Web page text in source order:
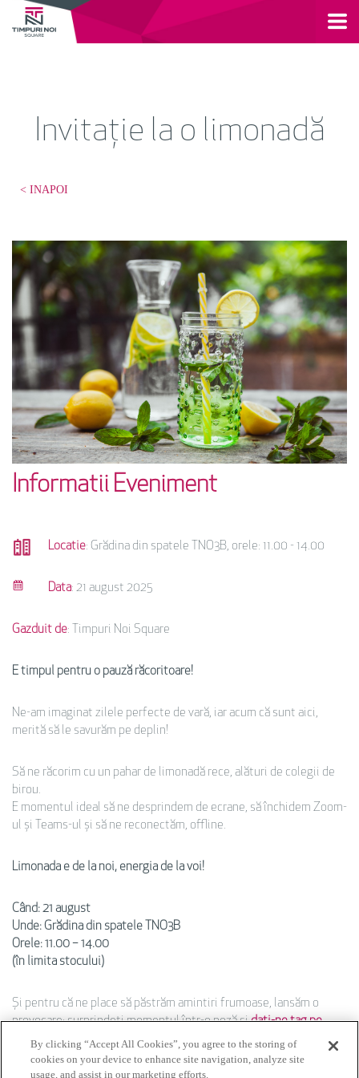
Invitație la o limonadă
< INAPOI
Informatii Eveniment
Locatie: Grădina din spatele TNO3B, orele: 11.00 - 14.00
Data: 21 august 2025
Gazduit de: Timpuri Noi Square
E timpul pentru o pauză răcoritoare!
Ne-am imaginat zilele perfecte de vară, iar acum că sunt aici,
merită să le savurăm pe deplin!
Să ne răcorim cu un pahar de limonadă rece, alături de colegii de
birou.
E momentul ideal să ne desprindem de ecrane, să închidem Zoom-
ul și Teams-ul și să ne reconectăm, offline.
Limonada e de la noi, energia de la voi!
Când: 21 august
Unde: Grădina din spatele TNO3B
Orele: 11.00 – 14.00
(în limita stocului)
Și pentru că ne place să păstrăm amintiri frumoase, lansăm o
provocare: surprindeți momentul într-o poză șidați-ne tag pe
Instagram!
Contul trebuie să fie public pentru ca imaginea voastră să aibă
șansa să apară în story-ul nostru!
By clicking “Accept All Cookies”, you agree to the storing of
cookies on your device to enhance site navigation, analyze site
usage, and assist in our marketing efforts.